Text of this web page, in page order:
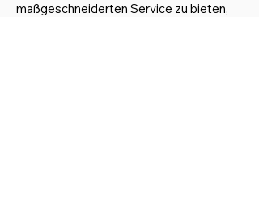
maßgeschneiderten Service zu bieten,